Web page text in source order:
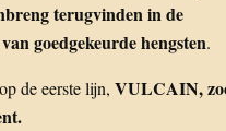
terugvinden in de
van goedgekeurde hengsten.
de eerste lijn, VULCAIN,